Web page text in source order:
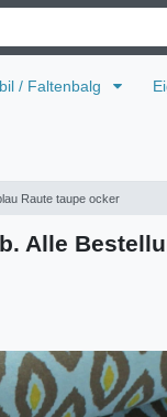
/ Faltenbalg
Raute taupe ocker
Alle